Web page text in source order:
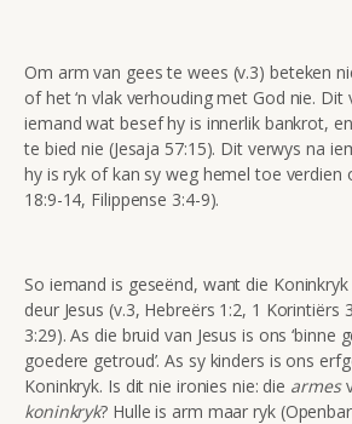
Om arm van gees te wees (v.3) beteken
of het ‘n vlak verhouding met God nie. Dit
iemand wat besef hy is innerlik bankrot,
te bied nie (Jesaja 57:15). Dit verwys na
hy is ryk of kan sy weg hemel toe verdien
18:9-14, Filippense 3:4-9).
So iemand is geseënd, want die
deur Jesus (v.3, Hebreërs 1:2, 1 Korintiërs
3:29). As die bruid van Jesus is ons ‘binne
goedere getroud’. As sy kinders is ons
Koninkryk. Is dit nie ironies nie: die armes
koninkryk? Hulle is arm maar ryk